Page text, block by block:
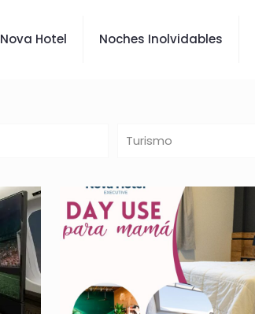
Nova Hotel Noches Inolvidables
Turismo